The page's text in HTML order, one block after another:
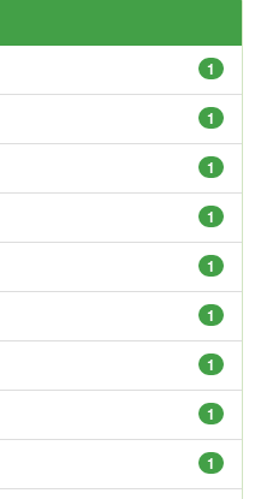
1
1
1
1
1
1
1
1
1